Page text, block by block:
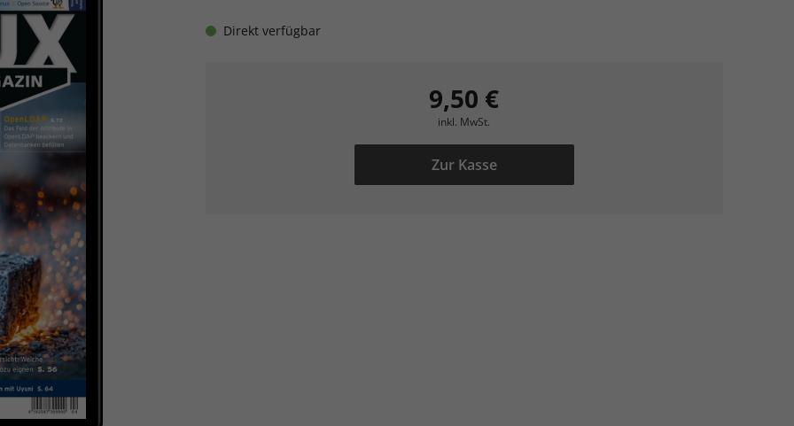
Direkt verfügbar
9,50 €
inkl. MwSt.
Zur Kasse